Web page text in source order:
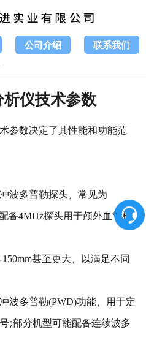
公司介绍 联系我们
仪技术参数
参数决定了其性能和功能范
波多普勒探头，常见为
备4MHz探头用于颅外血管检
甚至更大，以满足不同
波多普勒(PWD)功能，用于定
;部分机型可能配备连续波多